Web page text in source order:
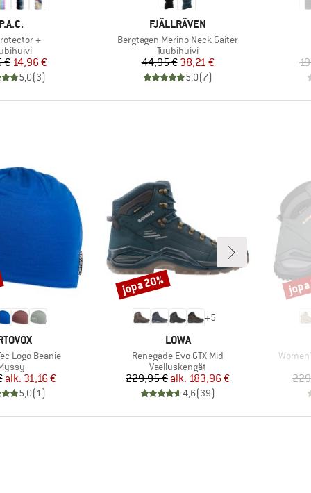
MERKKI
P.A.C.
+
Hinta
€Alennettu hinta
14,96 €
5,0(3)
MERKKI
FJÄLLRÄVEN
Tuote
Bergtagen Merino Neck Gaiter
Tuoteryhmä
Tuubihuivi
Hinta
44,95 €Alennettu hinta
38,21 €
5,0(7)
Logo Beanie
Hinta
Alennettu hinta
alk. 31,16 €
5,0(1)
+5
MERKKI
LOWA
Tuote
Renegade Evo GTX Mid
Tuoteryhmä
Vaelluskengät
Hinta
229,95 € Alennettu hinta
alk. 183,96 €
4,6(39)
Alennus
jopa 20%
Tuote